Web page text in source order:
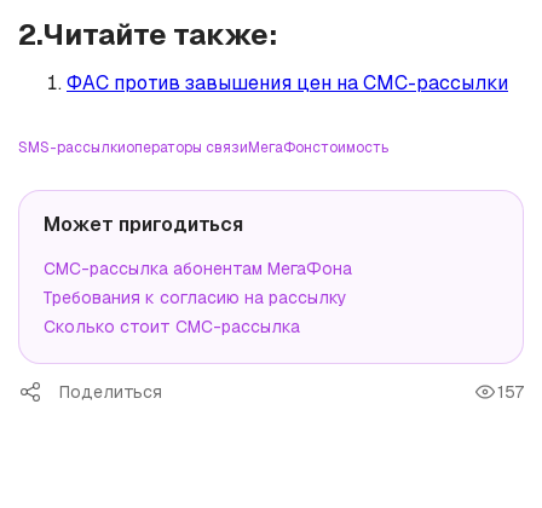
2.Читайте также:
ФАС против завышения цен на СМС-рассылки
SMS-рассылкиоператоры связиМегаФонстоимость
Может пригодиться
СМС-рассылка абонентам МегаФона
Требования к согласию на рассылку
Сколько стоит СМС-рассылка
Поделиться 157